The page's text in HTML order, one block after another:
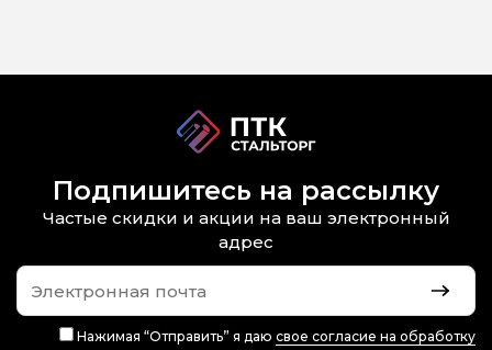
Подпишитесь на рассылку
Частые скидки и акции на ваш электронный
адрес
Нажимая “Отправить” я даю свое согласие на обработку